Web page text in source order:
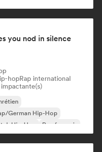
you nod in silence
hopRap international
German Hip-Hop
Hip-Hop Rap francais